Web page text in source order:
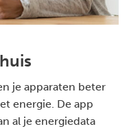
je apparaten beter
energie. De app
al je energiedata